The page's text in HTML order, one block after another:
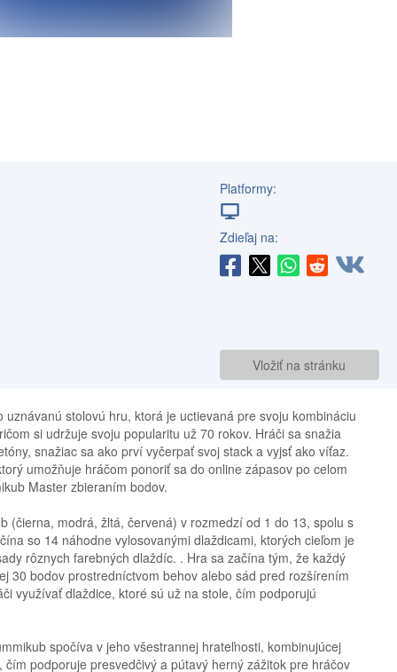
Platformy:
Zdieľaj na:
Vložiť na stránku
uznávanú stolovú hru, ktorá je uctievaná pre svoju kombináciu
si udržuje svoju popularitu už 70 rokov. Hráči sa snažia
snažiac sa ako prví vyčerpať svoj stack a vyjsť ako víťaz.
umožňuje hráčom ponoriť sa do online zápasov po celom
Master zbieraním bodov.
(čierna, modrá, žltá, červená) v rozmedzí od 1 do 13, spolu s
so 14 náhodne vylosovanými dlaždicami, ktorých cieľom je
rôznych farebných dlaždíc. . Hra sa začína tým, že každý
30 bodov prostredníctvom behov alebo sád pred rozšírením
využívať dlaždice, ktoré sú už na stole, čím podporujú
spočíva v jeho všestrannej hrateľnosti, kombinujúcej
podporuje presvedčivý a pútavý herný zážitok pre hráčov